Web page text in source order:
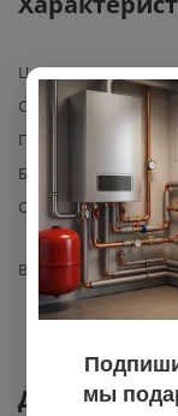
Цвет
Страна
Производитель
Базовая единица
Сфера применения
Вид арматуры
Документы
мы